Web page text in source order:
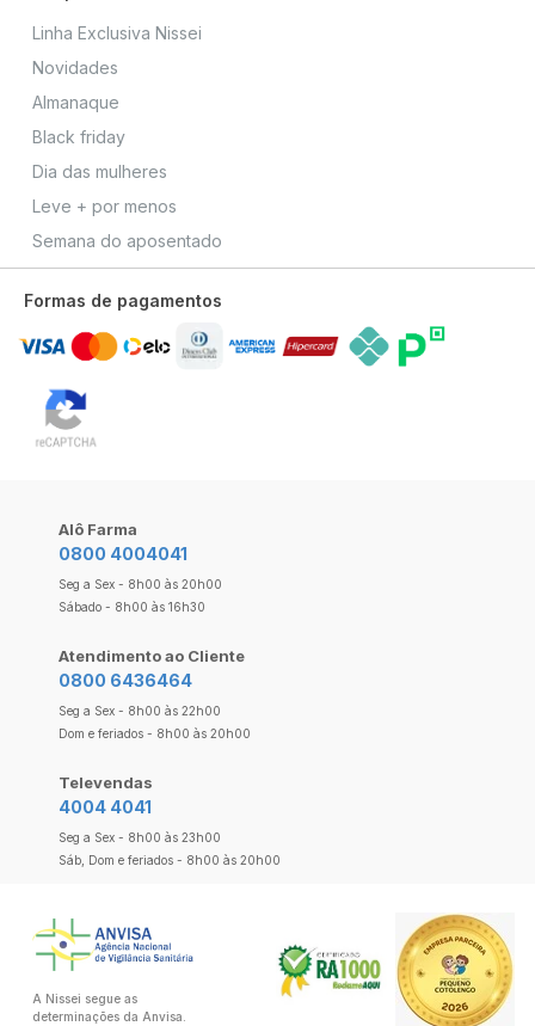
Linha Exclusiva Nissei
Novidades
Almanaque
Black friday
Dia das mulheres
Leve + por menos
Semana do aposentado
Formas de pagamentos
Alô Farma
0800 4004041
Seg a Sex - 8h00 às 20h00
Sábado - 8h00 às 16h30
Atendimento ao Cliente
0800 6436464
Seg a Sex - 8h00 às 22h00
Dom e feriados - 8h00 às 20h00
Televendas
4004 4041
Seg a Sex - 8h00 às 23h00
Sáb, Dom e feriados - 8h00 às 20h00
A Nissei segue as
determinações da Anvisa.